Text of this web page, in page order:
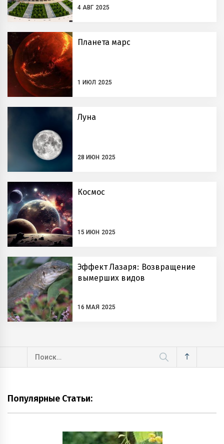
4 АВГ 2025
Планета марс
1 ИЮЛ 2025
Луна
28 ИЮН 2025
Космос
15 ИЮН 2025
Эффект Лазаря: Возвращение
вымерших видов
16 МАЯ 2025
Найти:
Популярные Статьи: